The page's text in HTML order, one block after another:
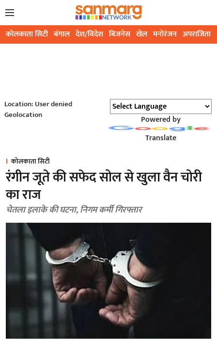
कोलकाता सिटी बंगाल देश/विदेश बिजनेस खेल मनोरंजन अपराजिता
Location: User denied
Geolocation
Powered by
Translate
कोलकाता सिटी
रंगीन जूते की सफेद सोल से खुला वैन चोरी
का राज
चेतला इलाके की घटना, निगम कर्मी गिरफ्तार